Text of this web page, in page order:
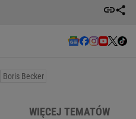
Boris Becker
WIĘCEJ TEMATÓW